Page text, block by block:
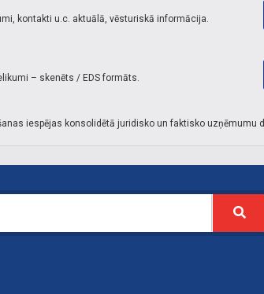
kontakti u.c. aktuālā, vēsturiskā informācija.
– skenēts / EDS formāts.
iespējas konsolidētā juridisko un faktisko uzņēmumu